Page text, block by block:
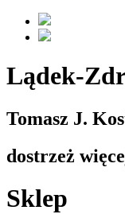
Lądek-
Tomasz J.
dostrzeż
Sklep